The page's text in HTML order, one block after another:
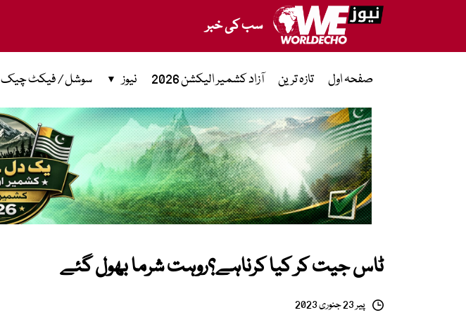
سب کی خبر
صفحہ اول تازہ ترین آزاد کشمیر الیکشن 2026 نیوز سوشل / فیکٹ چیک
ٹاس جیت کر کیا کرناہے؟روہت شرما بھول گئے
پیر 23 جنوری 2023